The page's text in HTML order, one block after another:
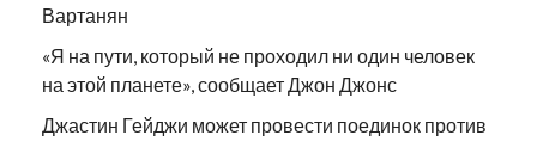
Вартанян
«Я на пути, который не проходил ни один человек
на этой планете», сообщает Джон Джонс
Джастин Гейджи может провести поединок против